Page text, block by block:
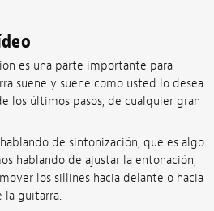
es una parte importante para
suene y suene como usted lo desea.
los últimos pasos, de cualquier gran
de sintonización, que es algo
hablando de ajustar la entonación,
los sillines hacia delante o hacia
la guitarra.